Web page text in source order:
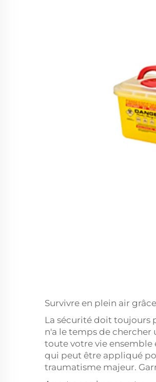
Survivre en plein air
La sécurité doit toujours
n'a le temps de chercher
toute votre vie ensemble
qui peut être appliqué
traumatisme majeur.